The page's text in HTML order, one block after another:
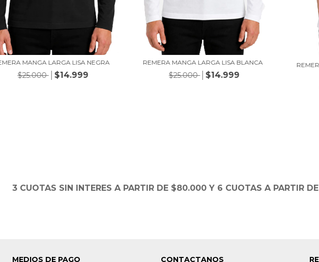
MANGA LARGA LISA NEGRA
$25.000 $14.999
REMERA MANGA LARGA LISA BLANCA
$25.000 $14.999
3 CUOTAS SIN INTERES A PARTIR DE $80.000 Y 6 CUOTAS A PARTIR
MEDIOS DE PAGO CONTACTANOS